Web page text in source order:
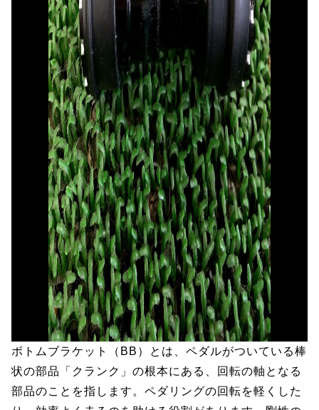
ボトムブラケット（BB）とは、ペダルがついている棒
状の部品「クランク」の根本にある、回転の軸となる
部品のことを指します。ペダリングの回転を軽くした